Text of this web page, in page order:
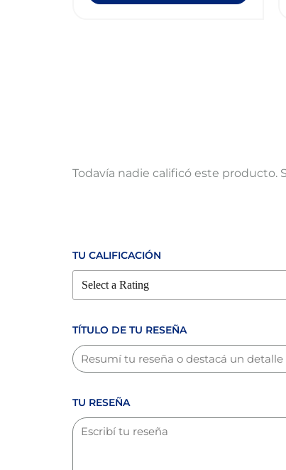
Todavía nadie calificó este producto.
TU CALIFICACIÓN
TÍTULO DE TU RESEÑA
TU RESEÑA